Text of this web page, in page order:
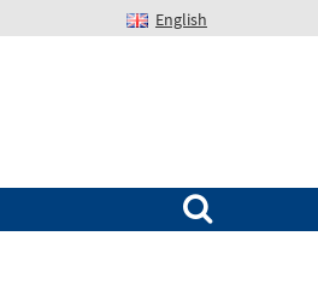
English
Suchen nach: